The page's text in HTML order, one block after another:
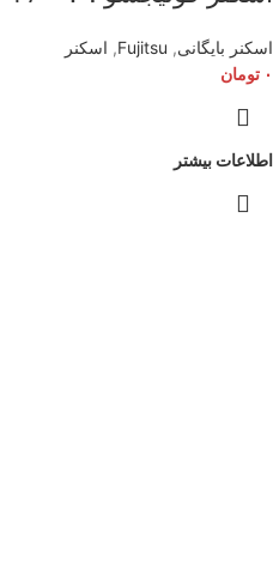
اسکنر بایگانی,
Fujitsu
, اسکنر
۰ تومان
اطلاعات بیشتر